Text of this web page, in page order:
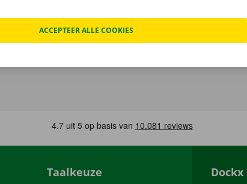
Taalkeuze
ACCEPTEER ALLE COOKIES